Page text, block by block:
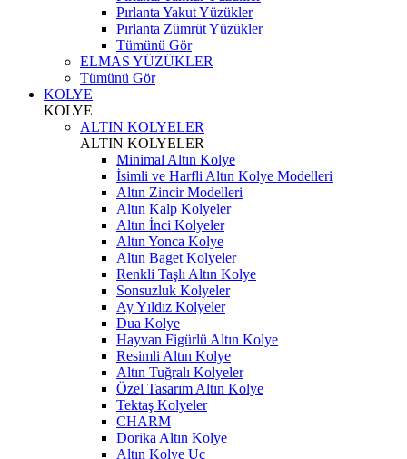
Pırlanta Yakut Yüzükler
Pırlanta Zümrüt Yüzükler
Tümünü Gör
ELMAS YÜZÜKLER
Tümünü Gör
KOLYE
KOLYE
ALTIN KOLYELER
ALTIN KOLYELER
Minimal Altın Kolye
İsimli ve Harfli Altın Kolye Modelleri
Altın Zincir Modelleri
Altın Kalp Kolyeler
Altın İnci Kolyeler
Altın Yonca Kolye
Altın Baget Kolyeler
Renkli Taşlı Altın Kolye
Sonsuzluk Kolyeler
Ay Yıldız Kolyeler
Dua Kolye
Hayvan Figürlü Altın Kolye
Resimli Altın Kolye
Altın Tuğralı Kolyeler
Özel Tasarım Altın Kolye
Tektaş Kolyeler
CHARM
Dorika Altın Kolye
Altın Kolye Uç